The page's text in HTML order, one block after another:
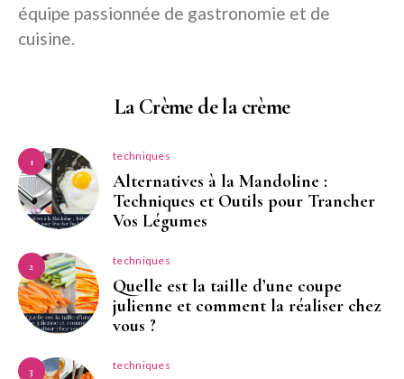
équipe passionnée de gastronomie et de
cuisine.
La Crème de la crème
1 techniques
Alternatives à la Mandoline :
Techniques et Outils pour Trancher
Vos Légumes
2 techniques
Quelle est la taille d’une coupe
julienne et comment la réaliser chez
vous ?
3 techniques